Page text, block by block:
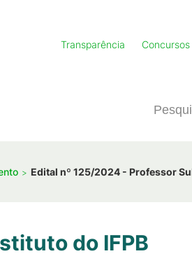
Transparência Concursos
Edital nº 125/2024 - Professor
do IFPB